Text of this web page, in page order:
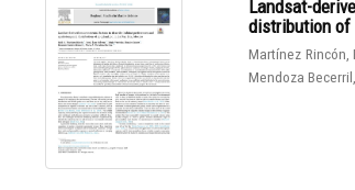
Landsat-
distribution of
Martínez Rincón,
Mendoza